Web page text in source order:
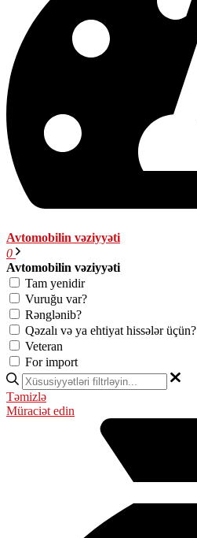
Avtomobilin vəziyyəti
0
Avtomobilin vəziyyəti
Tam yenidir
Vuruğu var?
Rənglənib?
Qəzalı və ya ehtiyat hissələr üçün?
Veteran
For import
Təmizlə
Müraciət edin